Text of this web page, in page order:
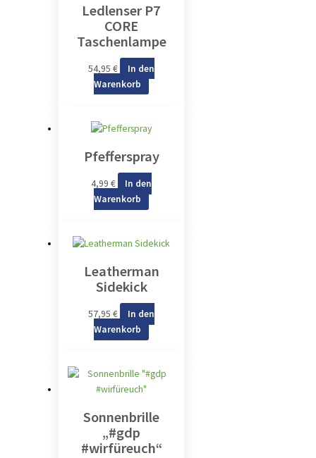
Ledlenser P7
CORE
Taschenlampe
54,95€
In den
Warenkorb
Pfefferspray
4,99 €
In den
Warenkorb
Leatherman
Sidekick
57,95€
In den
Warenkorb
Sonnenbrille
„#gdp
#wirfüreuch“